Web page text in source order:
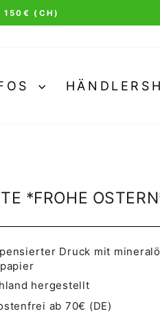
4.99 VON 5 STERNEN AUS
*FROHE
Druck mit
hergestellt
ab 70€ (DE)